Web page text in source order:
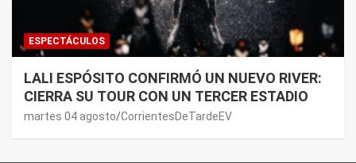
ESPECTÁCULOS
LALI ESPÓSITO CONFIRMÓ UN NUEVO RIVER:
CIERRA SU TOUR CON UN TERCER ESTADIO
martes 04 agosto CorrientesDeTardeEV